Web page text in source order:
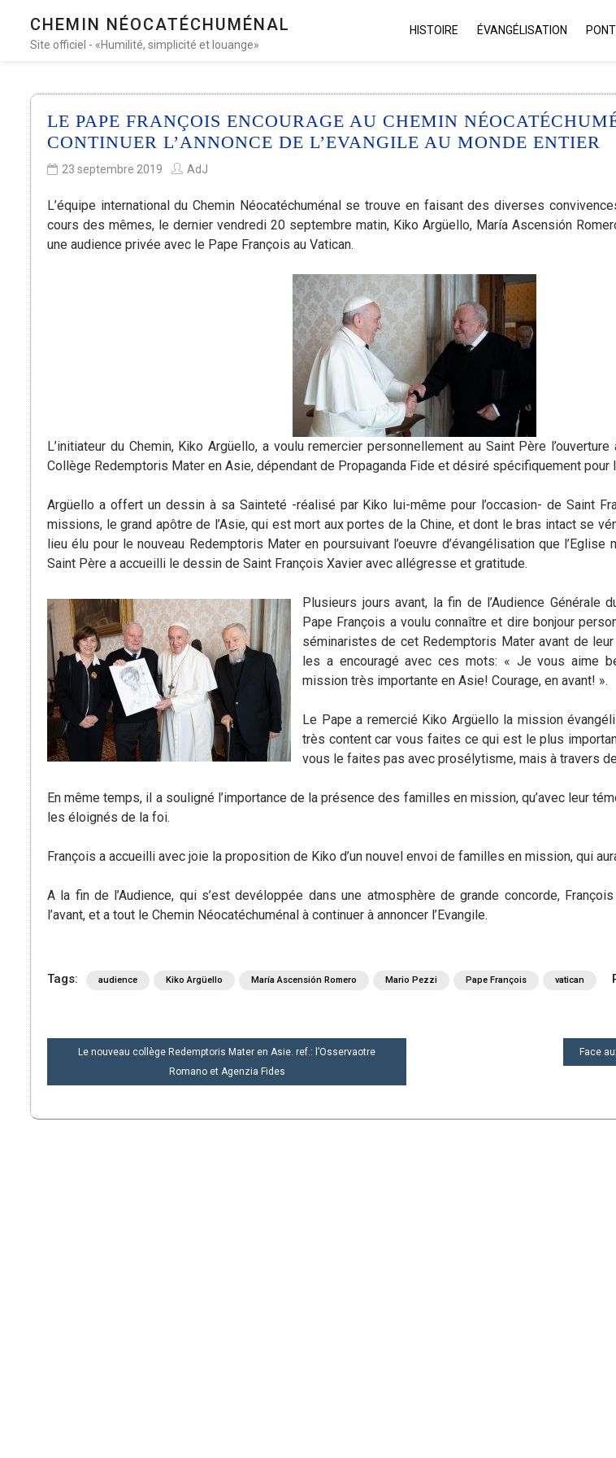
CHEMIN NÉOCATÉCHUMÉNAL
Site officiel - «Humilité, simplicité et louange»
HISTOIRE ÉVANGÉLISATION
LE PAPE FRANÇOIS ENCOURAGE AU CHEMIN
CONTINUER L’ANNONCE DE L’EVANGILE AU MONDE ENTIER
23 septembre 2019 AdJ
L’équipe international du Chemin Néocatéchuménal se trouve en faisant des diverses
cours des mêmes, le dernier vendredi 20 septembre matin, Kiko Argüello, María Ascensión
une audience privée avec le Pape François au Vatican.
L’initiateur du Chemin, Kiko Argüello, a voulu remercier personnellement au Saint Père l’ouverture
Collège Redemptoris Mater en Asie, dépendant de Propaganda Fide et désiré spécifiquement pour
Argüello a offert un dessin à sa Sainteté -réalisé par Kiko lui-même pour l’occasion- de Saint
missions, le grand apôtre de l’Asie, qui est mort aux portes de la Chine, et dont le bras intact se
lieu élu pour le nouveau Redemptoris Mater en poursuivant l’oeuvre d’évangélisation que
Saint Père a accueilli le dessin de Saint François Xavier avec allégresse et gratitude.
Plusieurs jours avant, la fin de l’Audience Générale
Pape François a voulu connaître et dire bonjour
séminaristes de cet Redemptoris Mater avant de
les a encouragé avec ces mots: « Je vous aime
mission très importante en Asie! Courage, en avant! ».
Le Pape a remercié Kiko Argüello la mission
très content car vous faites ce qui est le plus
vous le faites pas avec prosélytisme, mais à travers
En même temps, il a souligné l’importance de la présence des familles en mission, qu’avec leur
les éloignés de la foi.
François a accueilli avec joie la proposition de Kiko d’un nouvel envoi de familles en mission, qui
A la fin de l’Audience, qui s’est devéloppée dans une atmosphère de grande concorde,
l’avant, et a tout le Chemin Néocatéchuménal à continuer à annoncer l’Evangile.
Tags: audience Kiko Argüello María Ascensión Romero Mario Pezzi Pape François vatican
NAVIGATION
L’ARTICLE
Le nouveau collège Redemptoris Mater en Asie. ref.: l’Osservaotre
Romano et Agenzia Fides
Face